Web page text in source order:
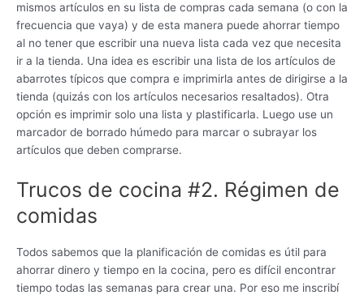
mismos artículos en su lista de compras cada semana (o con la
frecuencia que vaya) y de esta manera puede ahorrar tiempo
al no tener que escribir una nueva lista cada vez que necesita
ir a la tienda. Una idea es escribir una lista de los artículos de
abarrotes típicos que compra e imprimirla antes de dirigirse a la
tienda (quizás con los artículos necesarios resaltados). Otra
opción es imprimir solo una lista y plastificarla. Luego use un
marcador de borrado húmedo para marcar o subrayar los
artículos que deben comprarse.
Trucos de cocina #2. Régimen de
comidas
Todos sabemos que la planificación de comidas es útil para
ahorrar dinero y tiempo en la cocina, pero es difícil encontrar
tiempo todas las semanas para crear una. Por eso me inscribí